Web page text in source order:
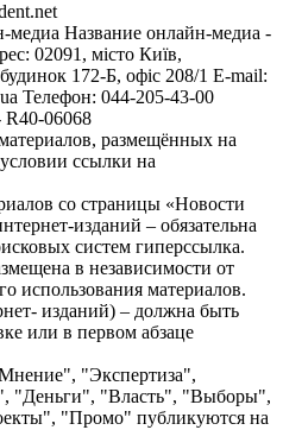
медиа Название онлайн-медиа -
02091, місто Київ,
172-Б, офіс 208/1 E-mail:
Телефон: 044-205-43-00
06068
размещённых на
ссылки на
со страницы «Новости
изданий – обязательна
систем гиперссылка.
в независимости от
использования материалов.
изданий) – должна быть
или в первом абзаце
"Экспертиза",
"Деньги", "Власть", "Выборы",
"Промо" публикуются на